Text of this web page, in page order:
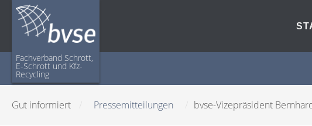
Fachverband Schrott,
E-Schrott und Kfz-
Recycling
Gut informiert Pressemitteilungen bvse-Vizepräsident